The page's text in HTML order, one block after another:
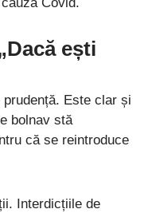
Covid.
ești
Este clar și
bolnav stă
că se reintroduce
Interdicțiile de